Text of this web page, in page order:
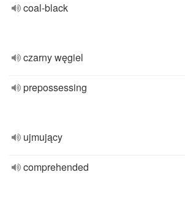
coal-black
czarny węgiel
prepossessing
ujmujący
comprehended